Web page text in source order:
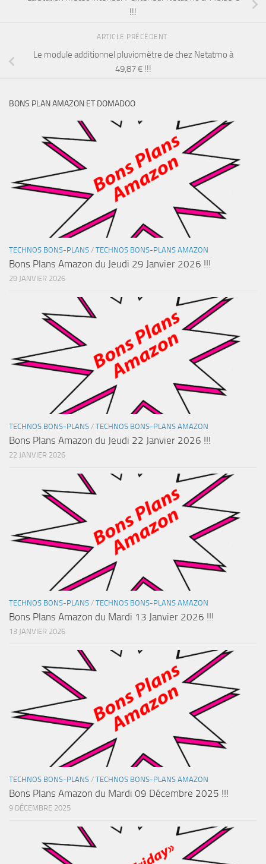
!!!
ARTICLE PRÉCÉDENT
Le module additionnel pluviomètre de chez Netatmo à
49,87 € !!!
BONS PLAN AMAZON ET DOMADOO
TECHNOS BONS-PLANS / TECHNOS BONS-PLANS AMAZON
Bons Plans Amazon du Jeudi 29 Janvier 2026 !!!
29 JANVIER 2026
TECHNOS BONS-PLANS / TECHNOS BONS-PLANS AMAZON
Bons Plans Amazon du Jeudi 22 Janvier 2026 !!!
22 JANVIER 2026
TECHNOS BONS-PLANS / TECHNOS BONS-PLANS AMAZON
Bons Plans Amazon du Mardi 13 Janvier 2026 !!!
13 JANVIER 2026
TECHNOS BONS-PLANS / TECHNOS BONS-PLANS AMAZON
Bons Plans Amazon du Mardi 09 Décembre 2025 !!!
9 DÉCEMBRE 2025